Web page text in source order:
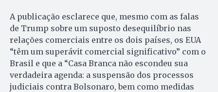
A publicação esclarece que, mesmo com as falas
de Trump sobre um suposto desequilíbrio nas
relações comerciais entre os dois países, os EUA
“têm um superávit comercial significativo” com o
Brasil e que a “Casa Branca não escondeu sua
verdadeira agenda: a suspensão dos processos
judiciais contra Bolsonaro, bem como medidas